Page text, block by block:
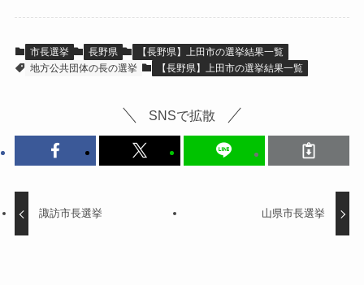
市長選挙 長野県
【長野県】上田市の選挙結果一覧
地方公共団体の長の選挙
【長野県】上田市の選挙結果一覧
SNSで拡散
諏訪市長選挙 山県市長選挙